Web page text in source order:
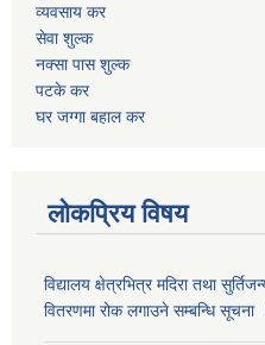
व्यवसाय कर
सेवा शुल्क
नक्सा पास शुल्क
पटके कर
घर जग्गा बहाल कर
लोकप्रिय विषय
विद्यालय क्षेत्रभित्र मदिरा तथा
वितरणमा रोक लगाउने सम्बन्धि सूचना